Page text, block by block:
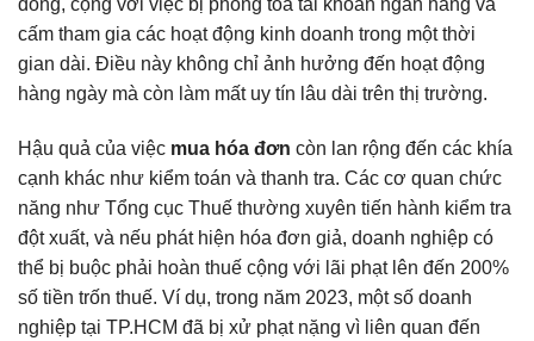
cấm tham gia các hoạt động kinh doanh trong một thời
gian dài. Điều này không chỉ ảnh hưởng đến hoạt động
hàng ngày mà còn làm mất uy tín lâu dài trên thị trường.
Hậu quả của việc mua hóa đơn còn lan rộng đến các khía
cạnh khác như kiểm toán và thanh tra. Các cơ quan chức
năng như Tổng cục Thuế thường xuyên tiến hành kiểm tra
đột xuất, và nếu phát hiện hóa đơn giả, doanh nghiệp có
thể bị buộc phải hoàn thuế cộng với lãi phạt lên đến 200%
số tiền trốn thuế. Ví dụ, trong năm 2023, một số doanh
nghiệp tại TP.HCM đã bị xử phạt nặng vì liên quan đến